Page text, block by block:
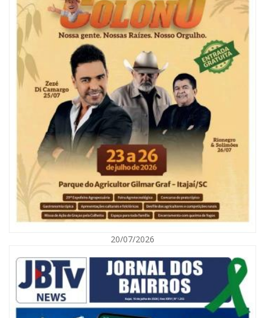
06/08/2026 | 10:04
Ação oferece testes rápidos para HIV, sífilis e hepatites nesta quinta (6) e
sexta-feira (7)
GERAL
20/07/2026